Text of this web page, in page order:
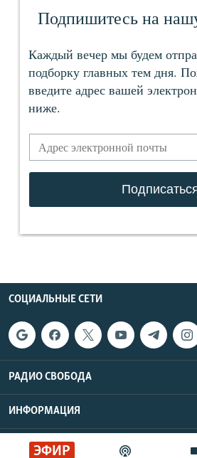
ЭФИР
СОЦИАЛЬНЫЕ СЕТИ
РАДИО СВОБОДА
ИНФОРМАЦИЯ
Радио Свобода © 2026 RFE/RL,